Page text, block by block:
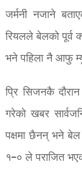
जर्मनी नजाने
रियलले बेलको पूर्व
भने पहिला नै आफु
प्रि सिजनकै
गरेको खबर
पक्षमा छैनन् भने
१–० ले पराजित